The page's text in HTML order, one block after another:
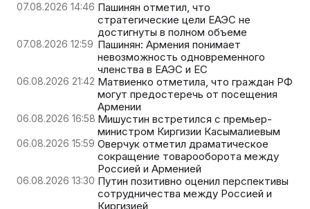
07.08.2026 14:46 Пашинян отметил, что
стратегические цели ЕАЭС не
достигнуты в полном объеме
07.08.2026 12:59 Пашинян: Армения понимает
невозможность одновременного
членства в ЕАЭС и ЕС
06.08.2026 21:42 Матвиенко отметила, что граждан РФ
могут предостеречь от посещения
Армении
06.08.2026 16:58 Мишустин встретился с премьер-
министром Киргизии Касымалиевым
06.08.2026 15:59 Оверчук отметил драматическое
сокращение товарооборота между
Россией и Арменией
06.08.2026 13:30 Путин позитивно оценил перспективы
сотрудничества между Россией и
Киргизией